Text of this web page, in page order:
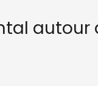
autour